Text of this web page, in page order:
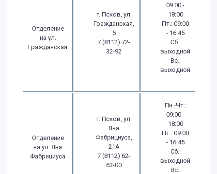
Отделение
на ул.
Гражданская
г. Псков, ул.
Гражданская,
5
7 (8112) 72-
32-92
09:00 -
18:00
Пт.: 09:00
- 16:45
Сб.:
выходной
Вс.:
выходной
Отделение
на ул. Яна
Фабрициуса
г. Псков, ул.
Яна
Фабрициуса,
21А
7 (8112) 62-
63-00
Пн.-Чт.:
09:00 -
18:00
Пт.: 09:00
- 16:45
Сб.:
выходной
Вс.: